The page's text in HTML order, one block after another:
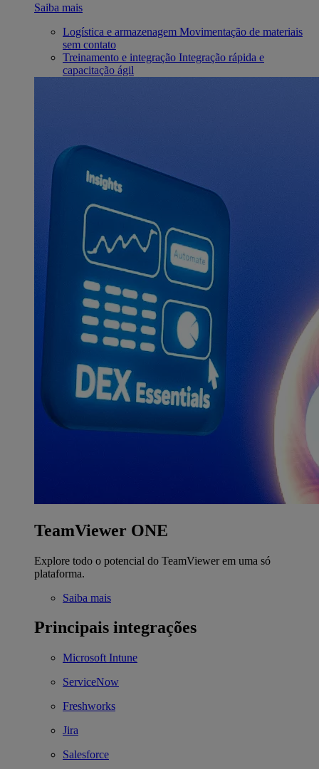
Saiba mais
Logística e armazenagem Movimentação de materiais
sem contato
Treinamento e integração Integração rápida e
capacitação ágil
TeamViewer ONE
Explore todo o potencial do TeamViewer em uma só
plataforma.
Saiba mais
Principais integrações
Microsoft Intune
ServiceNow
Freshworks
Jira
Salesforce